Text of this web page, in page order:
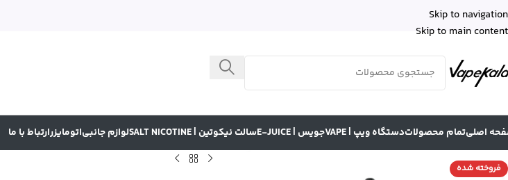
Skip to navigation
Skip to main content
اصلیتمام محصولاتدستگاه ویپ | VAPE جویس | E-JUICE سالت نیکوتین | SALT NICOTINE لوازم جانبیاتومایزرارتباط با ما
فروخته شده